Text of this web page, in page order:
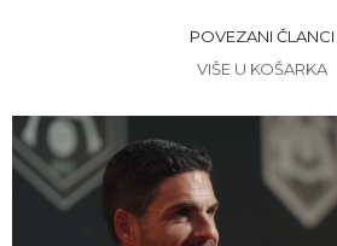
POVEZANI ČLANCI
VIŠE U KOŠARKA